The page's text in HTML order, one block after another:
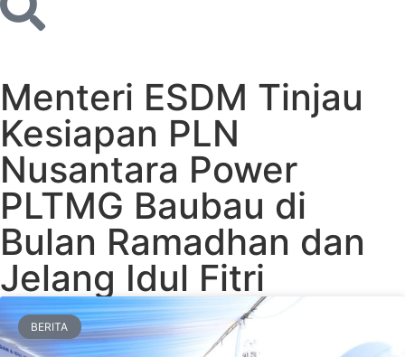
Menteri ESDM Tinjau
Kesiapan PLN
Nusantara Power
PLTMG Baubau di
Bulan Ramadhan dan
Jelang Idul Fitri
BERITA